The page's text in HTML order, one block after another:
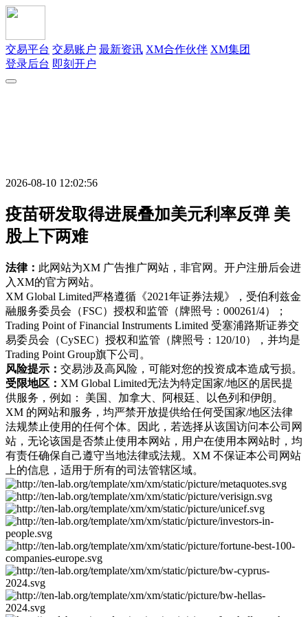
交易平台 交易账户 最新资讯 XM合作伙伴 XM集团
登录后台 即刻开户
2026-08-10 12:02:56
疫苗研发取得进展叠加美元利率反弹 美
股上下两难
法律： 此网站为XM 广告推广网站，非官网。开户注册后会进
入XM的官方网站。
XM Global Limited严格遵循《2021年证券法规》，受伯利兹金
融服务委员会（FSC）授权和监管（牌照号：000261/4）；
Trading Point of Financial Instruments Limited 受塞浦路斯证券交
易委员会（CySEC）授权和监管（牌照号：120/10），并均是
Trading Point Group旗下公司。
风险提示： 交易涉及高风险，可能对您的投资成本造成亏损。
受限地区： XM Global Limited无法为特定国家/地区的居民提
供服务，例如： 美国、加拿大、阿根廷、以色列和伊朗。
XM 的网站和服务，均严禁开放提供给任何受国家/地区法律
法规禁止使用的任何个体。因此，若选择从该国访问本公司网
站，无论该国是否禁止使用本网站，用户在使用本网站时，均
有责任确保自己遵守当地法律或法规。XM 不保证本公司网站
上的信息，适用于所有的司法管辖区域。